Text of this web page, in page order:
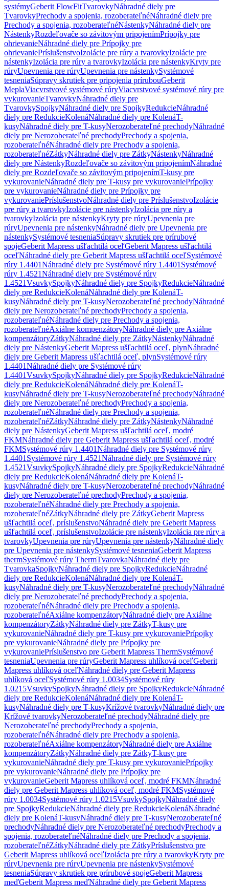
systémyGeberit FlowFitTvarovkyNáhradné diely pre
TvarovkyPrechody a spojenia, rozoberateľnéNáhradné diely pre
Prechody a spojenia, rozoberateľnéNástenkyNáhradné diely pre
NástenkyRozdeľovače so závitovým pripojenímPrípojky pre
ohrievanieNáhradné diely pre Prípojky pre
ohrievaniePríslušenstvoIzolácie pre rúry a tvarovkyIzolácie pre
nástenkyIzolácia pre rúry a tvarovkyIzolácia pre nástenkyKryty pre
rúryUpevnenia pre rúryUpevnenia pre nástenkySystémové
tesneniaSúpravy skrutiek pre pripojenia prírubouGeberit
MeplaViacvrstvové systémové rúryViacvrstvové systémové rúry pre
vykurovanieTvarovkyNáhradné diely pre
TvarovkySpojkyNáhradné diely pre SpojkyRedukcieNáhradné
diely pre RedukcieKolenáNáhradné diely pre KolenáT-
kusyNáhradné diely pre T-kusyNerozoberateľné prechodyNáhradné
diely pre Nerozoberateľné prechodyPrechody a spojenia,
rozoberateľnéNáhradné diely pre Prechody a spojenia,
rozoberateľnéZátkyNáhradné diely pre ZátkyNástenkyNáhradné
diely pre NástenkyRozdeľovače so závitovým pripojenímNáhradné
diely pre Rozdeľovače so závitovým pripojenímT-kusy pre
vykurovanieNáhradné diely pre T-kusy pre vykurovaniePrípojky
pre vykurovanieNáhradné diely pre Prípojky pre
vykurovaniePríslušenstvoNáhradné diely pre PríslušenstvoIzolácie
pre rúry a tvarovkyIzolácie pre nástenkyIzolácia pre rúry a
tvarovkyIzolácia pre nástenkyKryty pre rúryUpevnenia pre
rúryUpevnenia pre nástenkyNáhradné diely pre Upevnenia pre
nástenkySystémové tesneniaSúpravy skrutiek pre prírubové
spojeGeberit Mapress ušľachtilá oceľGeberit Mapress ušľachtilá
oceľNáhradné diely pre Geberit Mapress ušľachtilá oceľSystémové
rúry 1.4401Náhradné diely pre Systémové rúry 1.4401 Systémové
rúry 1.4521Náhradné diely pre Systémové rúry
1.4521VsuvkySpojkyNáhradné diely pre SpojkyRedukcieNáhradné
diely pre RedukcieKolenáNáhradné diely pre KolenáT-
kusyNáhradné diely pre T-kusyNerozoberateľné prechodyNáhradné
diely pre Nerozoberateľné prechodyPrechody a spojenia,
rozoberateľnéNáhradné diely pre Prechody a spojenia,
rozoberateľnéAxiálne kompenzátoryNáhradné diely pre Axiálne
kompenzátoryZátkyNáhradné diely pre ZátkyNástenkyNáhradné
diely pre NástenkyGeberit Mapress ušľachtilá oceľ, plynNáhradné
diely pre Geberit Mapress ušľachtilá oceľ, plynSystémové rúry
1.4401Náhradné diely pre Systémové rúry
1.4401VsuvkySpojkyNáhradné diely pre SpojkyRedukcieNáhradné
diely pre RedukcieKolenáNáhradné diely pre KolenáT-
kusyNáhradné diely pre T-kusyNerozoberateľné prechodyNáhradné
diely pre Nerozoberateľné prechodyPrechody a spojenia,
rozoberateľnéNáhradné diely pre Prechody a spojenia,
rozoberateľnéZátkyNáhradné diely pre ZátkyNástenkyNáhradné
diely pre NástenkyGeberit Mapress ušľachtilá oceľ, modré
FKMNáhradné diely pre Geberit Mapress ušľachtilá oceľ, modré
FKMSystémové rúry 1.4401Náhradné diely pre Systémové rúry
1.4401 Systémové rúry 1.4521Náhradné diely pre Systémové rúry
1.4521VsuvkySpojkyNáhradné diely pre SpojkyRedukcieNáhradné
diely pre RedukcieKolenáNáhradné diely pre KolenáT-
kusyNáhradné diely pre T-kusyNerozoberateľné prechodyNáhradné
diely pre Nerozoberateľné prechodyPrechody a spojenia,
rozoberateľnéNáhradné diely pre Prechody a spojenia,
rozoberateľnéZátkyNáhradné diely pre ZátkyGeberit Mapress
ušľachtilá oceľ, príslušenstvoNáhradné diely pre Geberit Mapress
ušľachtilá oceľ, príslušenstvoIzolácie pre nástenkyIzolácia pre rúry a
tvarovkyUpevnenia pre rúryUpevnenia pre nástenkyNáhradné diely
pre Upevnenia pre nástenkySystémové tesneniaGeberit Mapress
thermSystémové rúry ThermTvarovkaNáhradné diely pre
TvarovkaSpojkyNáhradné diely pre SpojkyRedukcieNáhradné
diely pre RedukcieKolenáNáhradné diely pre KolenáT-
kusyNáhradné diely pre T-kusyNerozoberateľné prechodyNáhradné
diely pre Nerozoberateľné prechodyPrechody a spojenia,
rozoberateľnéNáhradné diely pre Prechody a spojenia,
rozoberateľnéAxiálne kompenzátoryNáhradné diely pre Axiálne
kompenzátoryZátkyNáhradné diely pre ZátkyT-kusy pre
vykurovanieNáhradné diely pre T-kusy pre vykurovaniePrípojky
pre vykurovanieNáhradné diely pre Prípojky pre
vykurovaniePríslušenstvo pre Geberit Mapress ThermSystémové
tesneniaUpevnenia pre rúryGeberit Mapress uhlíková oceľGeberit
Mapress uhlíková oceľNáhradné diely pre Geberit Mapress
uhlíková oceľSystémové rúry 1.0034Systémové rúry
1.0215VsuvkySpojkyNáhradné diely pre SpojkyRedukcieNáhradné
diely pre RedukcieKolenáNáhradné diely pre KolenáT-
kusyNáhradné diely pre T-kusyKrížové tvarovkyNáhradné diely pre
Krížové tvarovkyNerozoberateľné prechodyNáhradné diely pre
Nerozoberateľné prechodyPrechody a spojenia,
rozoberateľnéNáhradné diely pre Prechody a spojenia,
rozoberateľnéAxiálne kompenzátoryNáhradné diely pre Axiálne
kompenzátoryZátkyNáhradné diely pre ZátkyT-kusy pre
vykurovanieNáhradné diely pre T-kusy pre vykurovaniePrípojky
pre vykurovanieNáhradné diely pre Prípojky pre
vykurovanieGeberit Mapress uhlíková oceľ, modré FKMNáhradné
diely pre Geberit Mapress uhlíková oceľ, modré FKMSystémové
rúry 1.0034Systémové rúry 1.0215VsuvkySpojkyNáhradné diely
pre SpojkyRedukcieNáhradné diely pre RedukcieKolenáNáhradné
diely pre KolenáT-kusyNáhradné diely pre T-kusyNerozoberateľné
prechodyNáhradné diely pre Nerozoberateľné prechodyPrechody a
spojenia, rozoberateľnéNáhradné diely pre Prechody a spojenia,
rozoberateľnéZátkyNáhradné diely pre ZátkyPríslušenstvo pre
Geberit Mapress uhlíková oceľIzolácia pre rúry a tvarovkyKryty pre
rúryUpevnenia pre rúryUpevnenia pre nástenkySystémové
tesneniaSúpravy skrutiek pre prírubové spojeGeberit Mapress
meďGeberit Mapress meďNáhradné diely pre Geberit Mapress